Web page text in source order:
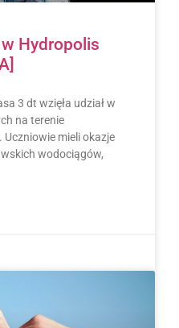
Hydropolis
3 dt wzięła udział w
na terenie
mieli okazje
wodociągów,